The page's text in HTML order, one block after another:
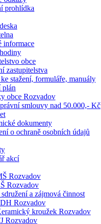
prohlídka
informace
obce
zastupitelstva
stažení, formuláře, manuály
plán
obce Rozvadov
smlouvy nad 50.000,- Kč
dokumenty
o ochraně osobních údajů
akcí
Rozvadov
Rozvadov
a zájmová činnost
Rozvadov
kroužek Rozvadov
Rozvadov